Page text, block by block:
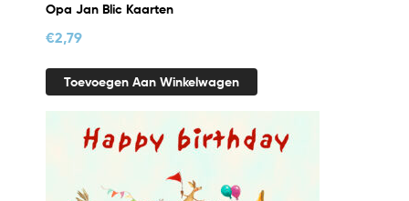
Opa Jan Blic Kaarten
€2,79
Toevoegen Aan Winkelwagen